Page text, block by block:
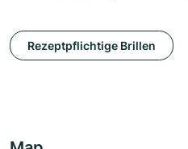
Rezeptpflichtige Brillen